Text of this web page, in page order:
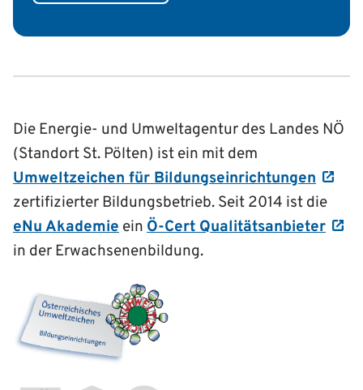
Die Energie- und Umweltagentur des Landes NÖ
(Standort St. Pölten) ist ein mit dem
Umweltzeichen für Bildungseinrichtungen
zertifizierter Bildungsbetrieb. Seit 2014 ist die
eNu Akademie ein Ö-Cert Qualitätsanbieter
in der Erwachsenenbildung.